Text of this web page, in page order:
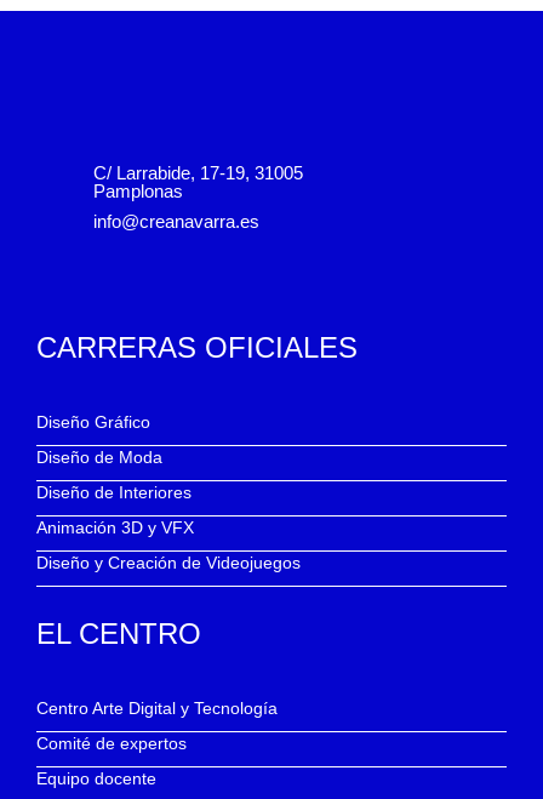
C/ Larrabide, 17-19, 31005
Pamplonas
info@creanavarra.es
CARRERAS OFICIALES
Diseño Gráfico
Diseño de Moda
Diseño de Interiores
Animación 3D y VFX
Diseño y Creación de Videojuegos
EL CENTRO
Centro Arte Digital y Tecnología
Comité de expertos
Equipo docente